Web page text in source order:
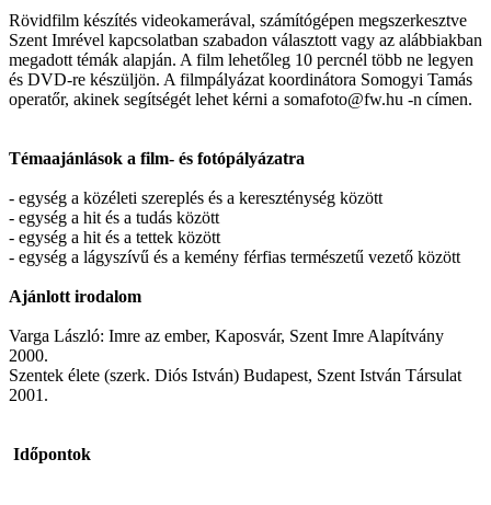
Rövidfilm készítés videokamerával, számítógépen megszerkesztve
Szent Imrével kapcsolatban szabadon választott vagy az alábbiakban
megadott témák alapján. A film lehetőleg 10 percnél több ne legyen
és DVD-re készüljön. A filmpályázat koordinátora Somogyi Tamás
operatőr, akinek segítségét lehet kérni a somafoto@fw.hu -n címen.
Témaajánlások a film- és fotópályázatra
- egység a közéleti szereplés és a kereszténység között
- egység a hit és a tudás között
- egység a hit és a tettek között
- egység a lágyszívű és a kemény férfias természetű vezető között
Ajánlott irodalom
Varga László: Imre az ember, Kaposvár, Szent Imre Alapítvány
2000.
Szentek élete (szerk. Diós István) Budapest, Szent István Társulat
2001.
Időpontok